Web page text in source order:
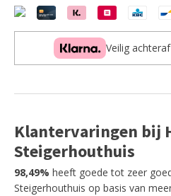
-
Veilig
Klantervaringen bij
Steigerhouthuis
98,49% heeft goede tot zeer
Steigerhouthuis op basis van